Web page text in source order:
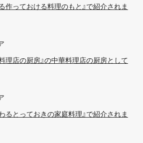
作っておける料理のもと』で紹介されま
理店の厨房』の中華料理店の厨房として
るとっておきの家庭料理』で紹介されま